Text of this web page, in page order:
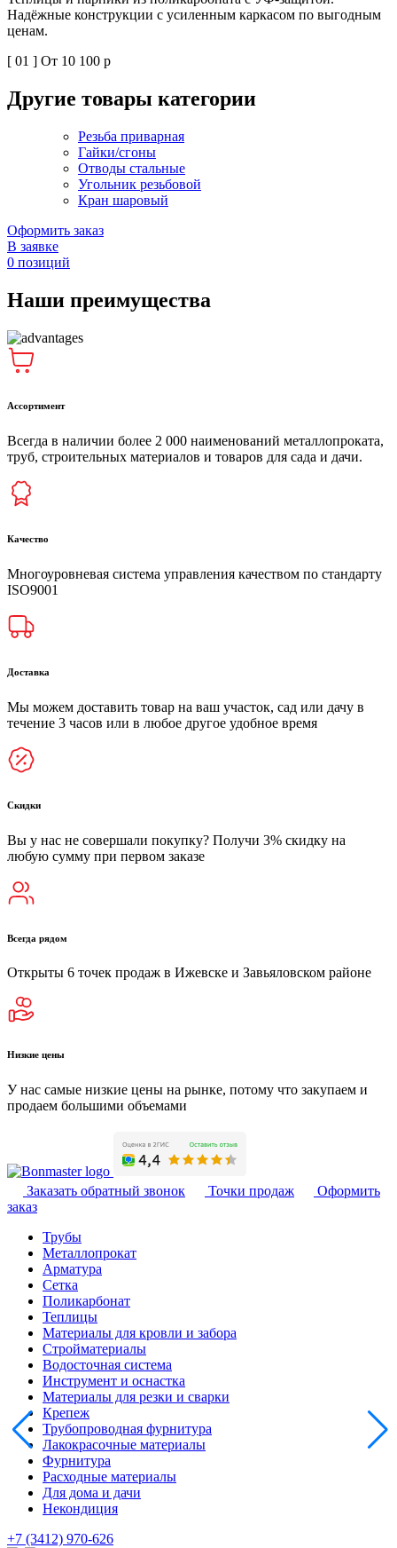
Надёжные конструкции с усиленным каркасом по выгодным
ценам.
[ 01 ] От 10 100 р
Другие товары категории
Резьба приварная
Гайки/сгоны
Отводы стальные
Угольник резьбовой
Кран шаровый
Оформить заказ
В заявке
0 позиций
Наши преимущества
Ассортимент
Всегда в наличии более 2 000 наименований металлопроката,
труб, строительных материалов и товаров для сада и дачи.
Качество
Многоуровневая система управления качеством по стандарту
ISO9001
Доставка
Мы можем доставить товар на ваш участок, сад или дачу в
течение 3 часов или в любое другое удобное время
Скидки
Вы у нас не совершали покупку? Получи 3% скидку на
любую сумму при первом заказе
Всегда рядом
Открыты 6 точек продаж в Ижевске и Завьяловском районе
Низкие цены
У нас самые низкие цены на рынке, потому что закупаем и
продаем большими объемами
Заказать обратный звонок Точки продаж
Оформить
заказ
Трубы
Металлопрокат
Арматура
Сетка
Поликарбонат
Теплицы
Материалы для кровли и забора
Стройматериалы
Водосточная система
Инструмент и оснастка
Материалы для резки и сварки
Крепеж
Трубопроводная фурнитура
Лакокрасочные материалы
Фурнитура
Расходные материалы
Для дома и дачи
Некондиция
+7 (3412) 970-626